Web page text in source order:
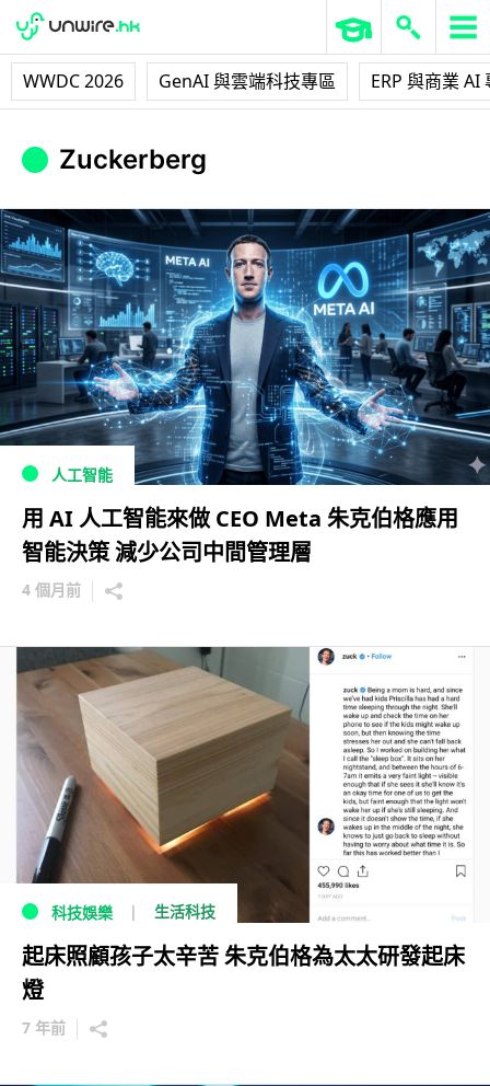
WWDC 2026 GenAI 與雲端科技專區 ERP 與商業 AI
Zuckerberg
人工智能
用 AI 人工智能來做 CEO Meta 朱克伯格應用
智能決策 減少公司中間管理層
4 個月前
科技娛樂 生活科技
起床照顧孩子太辛苦 朱克伯格為太太研發起床
燈
7 年前